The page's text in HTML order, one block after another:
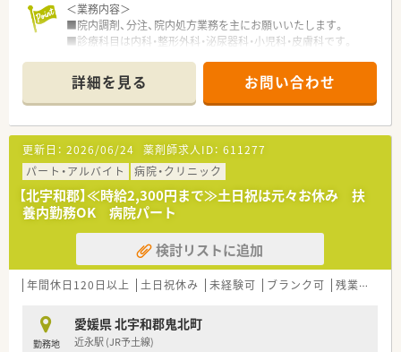
＜業務内容＞
■院内調剤、分注、院内処方業務を主にお願いいたします。
■診療科目は内科・整形外科・泌尿器科・小児科・皮膚科です。
＜研修制度＞
■ご入職後は実務を通じて一連の業務を習得いただきます。
＜こんな病院です＞
■総病床数55床（現在）の一般病院です。
■建物もきれいで、静かな環境。働きやすい職場です。
＜法人特徴＞
■創立60年以上の歴史ある法人です。
病院、診療所の運営など医療の提供だけでなく、障害医療福祉
や知的障害福祉、身体障害福祉、
高齢者福祉、児童福祉、福祉領域に関する相談支援や教育・研
修・研究など、
れました。
■岡山県・愛媛県にて関連施設の運営をされています。
詳細を見る お問い合わせ
更新日： 2026/06/24 薬剤師求人ID： 611277
パート・アルバイト
病院・クリニック
【北宇和郡】≪時給2,300円まで≫土日祝は元々お休み 扶
養内勤務OK 病院パート
検討リストに追加
年間休日120日以上 土日祝休み 未経験可 ブランク可 残業なし(ほぼなし含む)
勤務地
愛媛県 北宇和郡鬼北町
近永駅 (JR予土線)